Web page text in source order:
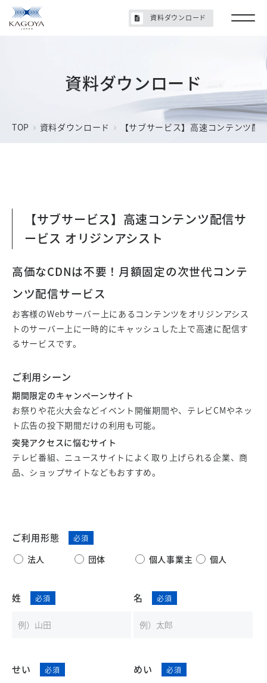
資料ダウンロード
TOP 資料ダウンロード 【サブサービス】高速コンテンツ
【サブサービス】高速コンテンツ配信サ
ービス オリジンアシスト
高価なCDNは不要！月額固定の次世代コンテ
ンツ配信サービス
お客様のWebサーバー上にあるコンテンツをオリジンアシス
トのサーバー上に一時的にキャッシュした上で高速に配信す
るサービスです。
ご利用シーン
期間限定のキャンペーンサイト
お祭りや花火大会などイベント開催期間や、テレビCMやネッ
ト広告の投下期間だけの利用も可能。
突発アクセスに悩むサイト
テレビ番組、ニュースサイトによく取り上げられる企業、商
品、ショップサイトなどもおすすめ。
ご利用形態
法人 団体 個人事業主 個人
姓 名
せい めい
資料ダウンロード